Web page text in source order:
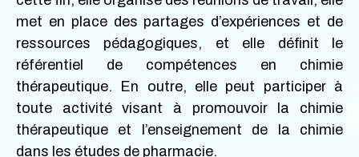
met en place des partages d’expériences et de
ressources pédagogiques, et elle définit le
référentiel de compétences en chimie
thérapeutique. En outre, elle peut participer à
toute activité visant à promouvoir la chimie
thérapeutique et l’enseignement de la chimie
dans les études de pharmacie.